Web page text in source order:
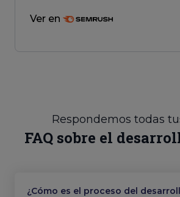
Ver en
Respondemos todas
FAQ sobre el
¿Cómo es el proceso del